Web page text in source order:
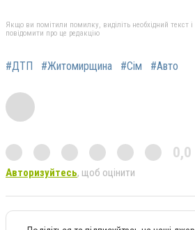
Якщо ви помітили помилку, виділіть необхідний текст
повідомити про це редакцію
#ДТП #Житомирщина #Сім #Авто
0,0
Авторизуйтесь, щоб оцінити